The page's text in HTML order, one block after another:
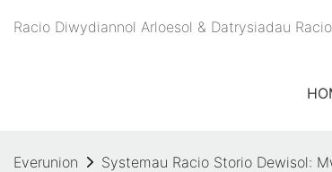
Racio Diwydiannol Arloesol & Datrysiadau
Everunion Systemau Racio Storio Dewisol: